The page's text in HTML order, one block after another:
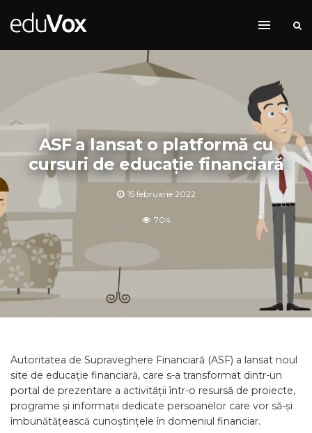
ASF a lansat o platformă cu
cursuri de educație financiară
15 februarie 2022
704
Autoritatea de Supraveghere Financiară (ASF) a lansat noul
site de educație financiară, care s-a transformat dintr-un
portal de prezentare a activității într-o resursă de proiecte,
programe și informații dedicate persoanelor care vor să-și
îmbunătățească cunoștințele în domeniul financiar.